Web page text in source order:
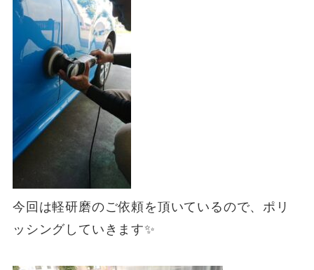
今回は軽研磨のご依頼を頂いているので、ポリ
ッシングしていきます✨